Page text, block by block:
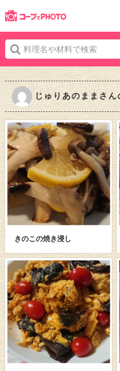
じゅりあのままさん
きのこの焼き浸し